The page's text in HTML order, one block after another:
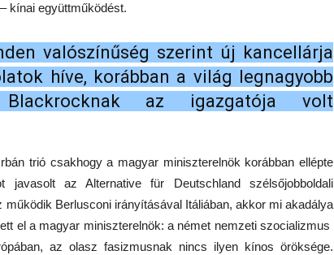
kínai együttműködést.
valószínűség szerint új kancellárja
híve, korábban a világ legnagyobb
az igazgatója volt
trió csakhogy a magyar miniszterelnök korábban ellépte
az Alternative für Deutschland szélsőjobboldali
Berlusconi irányításával Itáliában, akkor mi akadálya
el a magyar miniszterelnök: a német nemzeti szocializmus
az olasz fasizmusnak nincs ilyen kínos öröksége.